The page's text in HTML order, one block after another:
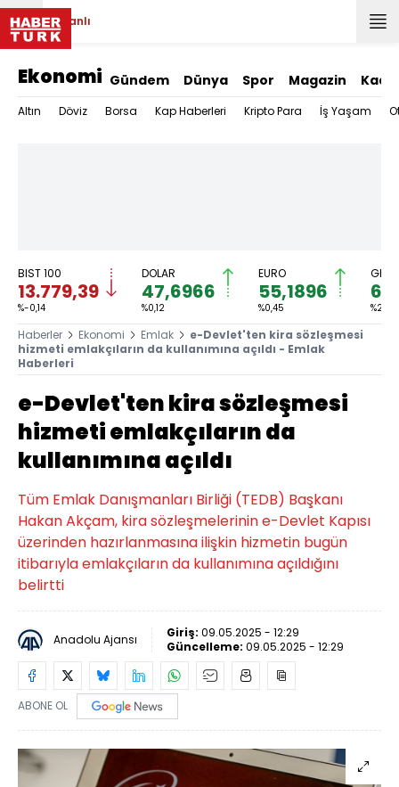
Canlı
Ekonomi Gündem Dünya Spor Magazin
Altın Döviz Borsa Kap Haberleri Kripto Para İş Yaşam
BIST 100
13.779,39
%-0,14
DOLAR
47,6966
%0,12
EURO
55,1896
%0,45 %2,59
Haberler Ekonomi Emlak
e-Devlet'ten kira sözleşmesi
hizmeti emlakçıların da kullanımına açıldı - Emlak
Haberleri
e-Devlet'ten kira sözleşmesi
hizmeti emlakçıların da
kullanımına açıldı
Tüm Emlak Danışmanları Birliği (TEDB) Başkanı
Hakan Akçam, kira sözleşmelerinin e-Devlet Kapısı
üzerinden hazırlanmasına ilişkin hizmetin bugün
itibarıyla emlakçıların da kullanımına açıldığını
belirtti
Anadolu Ajansı Giriş: 09.05.2025 - 12:29
Güncelleme: 09.05.2025 - 12:29
ABONE OL